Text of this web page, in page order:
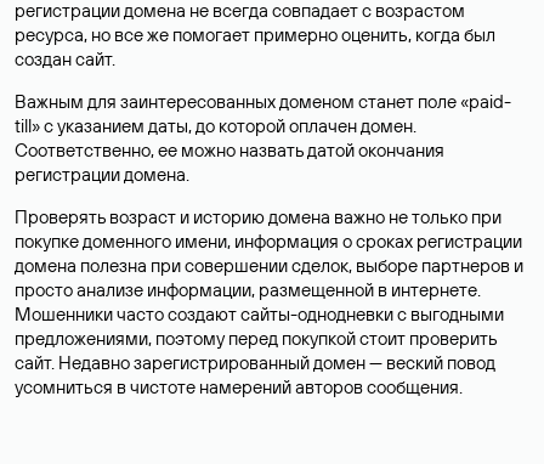
регистрации домена не всегда совпадает с возрастом
ресурса, но все же помогает примерно оценить, когда был
создан сайт.
Важным для заинтересованных доменом станет поле «paid-
till» с указанием даты, до которой оплачен домен.
Соответственно, ее можно назвать датой окончания
регистрации домена.
Проверять возраст и историю домена важно не только при
покупке доменного имени, информация о сроках регистрации
домена полезна при совершении сделок, выборе партнеров и
просто анализе информации, размещенной в интернете.
Мошенники часто создают сайты-однодневки с выгодными
предложениями, поэтому перед покупкой стоит проверить
сайт. Недавно зарегистрированный домен — веский повод
усомниться в чистоте намерений авторов сообщения.